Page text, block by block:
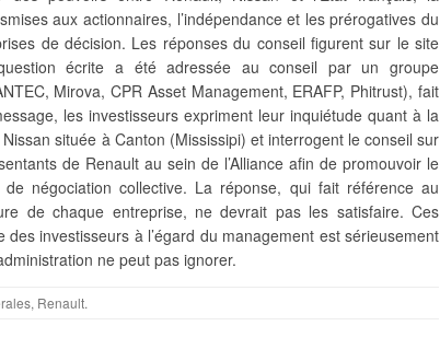
aux actionnaires, l’indépendance et les prérogatives du
de décision. Les réponses du conseil figurent sur le site
écrite a été adressée au conseil par un groupe
Mirova, CPR Asset Management, ERAFP, Phitrust), fait
les investisseurs expriment leur inquiétude quant à la
située à Canton (Mississipi) et interrogent le conseil sur
de Renault au sein de l’Alliance afin de promouvoir le
négociation collective. La réponse, qui fait référence au
de chaque entreprise, ne devrait pas les satisfaire. Ces
investisseurs à l’égard du management est sérieusement
ne peut pas ignorer.
, Renault.